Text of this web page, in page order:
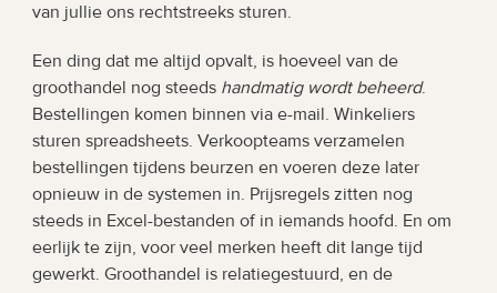
van jullie ons rechtstreeks sturen.
Een ding dat me altijd opvalt, is hoeveel van de
groothandel nog steeds handmatig wordt beheerd.
Bestellingen komen binnen via e-mail. Winkeliers
sturen spreadsheets. Verkoopteams verzamelen
bestellingen tijdens beurzen en voeren deze later
opnieuw in de systemen in. Prijsregels zitten nog
steeds in Excel-bestanden of in iemands hoofd. En om
eerlijk te zijn, voor veel merken heeft dit lange tijd
gewerkt. Groothandel is relatiegestuurd, en de